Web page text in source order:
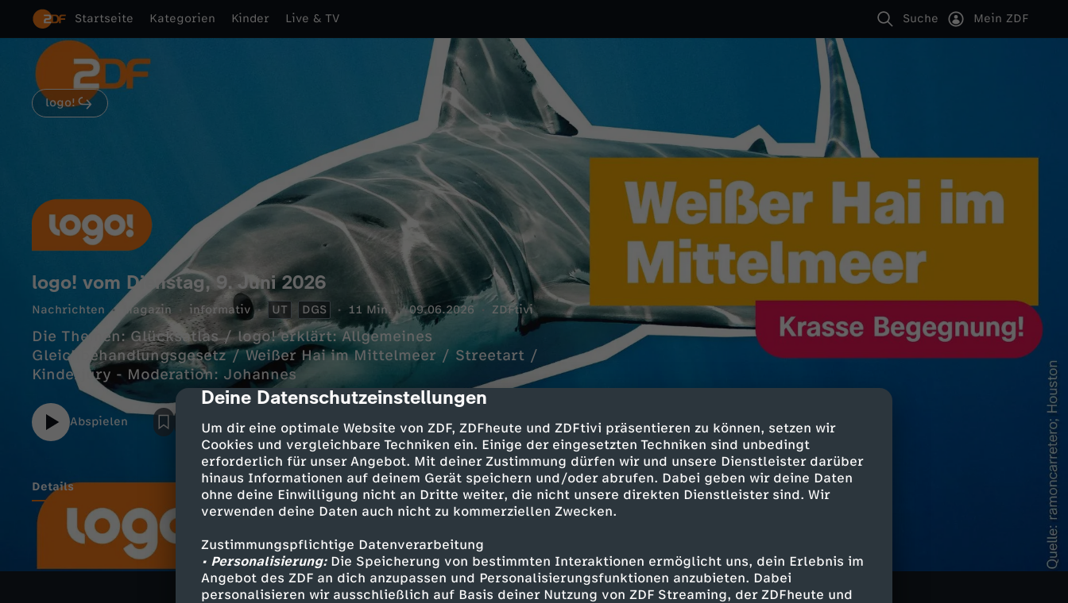
cmp-dialog-description
Deine Datenschutzeinstellungen
Um dir eine optimale Website von ZDF, ZDFheute und ZDFtivi präsentieren zu können, setzen wir
Cookies und vergleichbare Techniken ein. Einige der eingesetzten Techniken sind unbedingt
erforderlich für unser Angebot. Mit deiner Zustimmung dürfen wir und unsere Dienstleister darüber
hinaus Informationen auf deinem Gerät speichern und/oder abrufen. Dabei geben wir deine Daten
ohne deine Einwilligung nicht an Dritte weiter, die nicht unsere direkten Dienstleister sind. Wir
verwenden deine Daten auch nicht zu kommerziellen Zwecken.
Zustimmungspflichtige Datenverarbeitung
• Personalisierung:Die Speicherung von bestimmten Interaktionen ermöglicht uns, dein Erlebnis im
Angebot des ZDF an dich anzupassen und Personalisierungsfunktionen anzubieten. Dabei
personalisieren wir ausschließlich auf Basis deiner Nutzung von ZDF Streaming, der ZDFheute und
Startseite Kategorien Kinder Live & TV Suche Mein ZDF
logo!
logo! vom Dienstag, 9. Juni 2026
Nachrichten Magazin informativ UT DGS 11 Min. 09.06.2026 ZDFtivi
Die Themen: Glücksatlas / logo! erklärt: Allgemeines
Gleichbehandlungsgesetz / Weißer Hai im Mittelmeer / Streetart /
Kinderjury - Moderation: Johannes
Abspielen
Details
Ähnliche Inhalte entdecken
Nachrichten Magazin informativ
Untertitel